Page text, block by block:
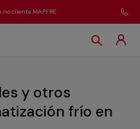
cliente MAPFRE
y otros
frío en